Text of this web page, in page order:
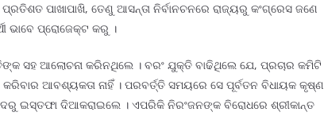
ପାଖାପାଖି, ତେଣୁ ଆସନ୍ତା ନିର୍ବାନଚନରେ ରାଜ୍ୟରୁ କଂଗ୍ରେସ ଜଣେ
ଭାବେ ପ୍ରୋଜେକ୍ଟ କରୁ ।
ସହ ଆଲୋଚନା କରିନଥିଲେ । ବରଂ ଯୁକ୍ତି ବାଢିଥିଲେ ଯେ, ପ୍ରଚାର କମିଟି
ଆବଶ୍ୟକତା ନାହିଁ । ପରବର୍ତ୍ତି ସମୟରେ ସେ ପୂର୍ବତନ ବିଧାୟକ କୃଷ୍ଣ
ଇସ୍ତଫା ଦିଆକରାଇଲେ । ଏପରିକି ନିରଂଜନଙ୍କ ବିରୋଧରେ ଶ୍ରୀକାନ୍ତ